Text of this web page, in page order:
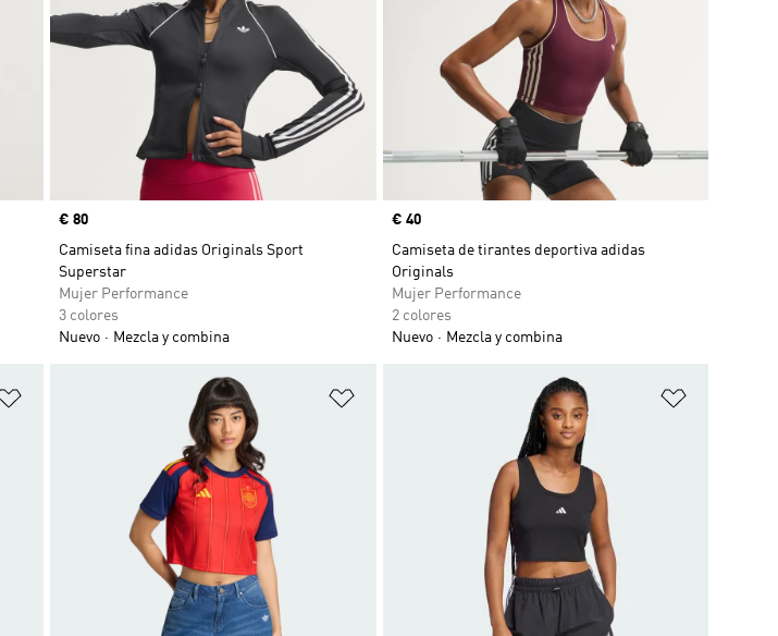
Precio
€ 80
Camiseta fina adidas Originals Sport
Superstar
Mujer Performance
3 colores
Nuevo
Mezcla y combina
Precio
€ 40
Camiseta de tirantes deportiva adidas
Originals
Mujer Performance
2 colores
Nuevo
Mezcla y combina
Añadir a la lista de deseos Añadir a la lista de deseos